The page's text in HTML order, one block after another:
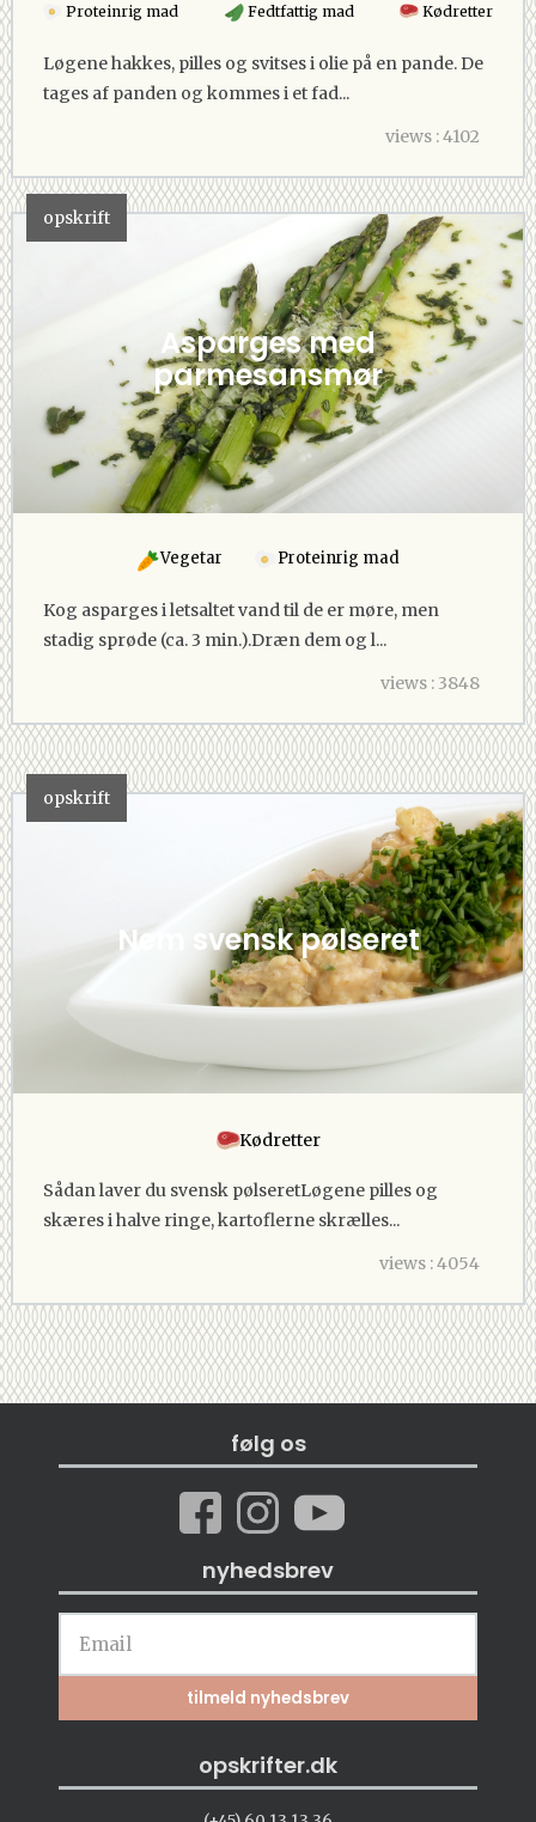
Proteinrig mad Fedtfattig mad Kødretter
Løgene hakkes, pilles og svitses i olie på en pande. De
tages af panden og kommes i et fad...
views : 4102
opskrift
Asparges med
parmesansmør
Vegetar Proteinrig mad
Kog asparges i letsaltet vand til de er møre, men
stadig sprøde (ca. 3 min.).Dræn dem og l...
views : 3848
opskrift
Nem svensk pølseret
Kødretter
Sådan laver du svensk pølseretLøgene pilles og
skæres i halve ringe, kartoflerne skrælles...
views : 4054
følg os
nyhedsbrev
opskrifter.dk